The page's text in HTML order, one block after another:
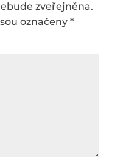
zveřejněna.
označeny *